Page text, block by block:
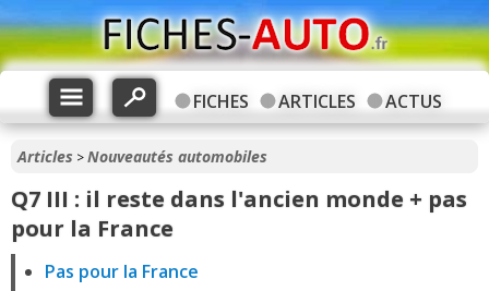
FICHES ARTICLES ACTUS
Articles >Nouveautés automobiles
Q7 III : il reste dans l'ancien monde + pas
pour la France
Pas pour la France